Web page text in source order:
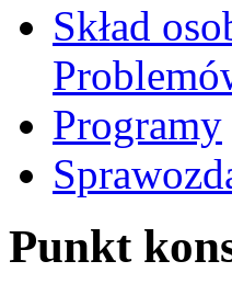
Skład
Programy
Punkt